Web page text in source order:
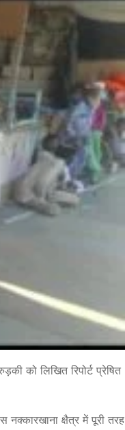
को लिखित रिपोर्ट प्रेषित
क्षैत्र में पूरी तरह